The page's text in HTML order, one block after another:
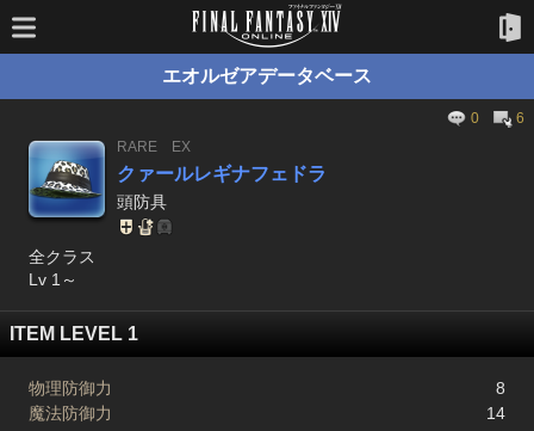
エオルゼアデータベース
0
6
RARE
EX
クァールレギナフェドラ
頭防具
全クラス
Lv 1～
ITEM LEVEL 1
物理防御力
8
魔法防御力
14